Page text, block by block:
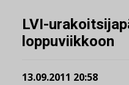
LVI-
loppuviikkoon
13.09.2011 20:58